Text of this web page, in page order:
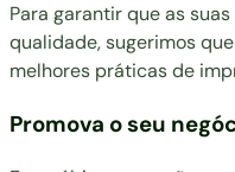
Para garantir que as
qualidade, sugerimos
melhores práticas de
Promova o seu